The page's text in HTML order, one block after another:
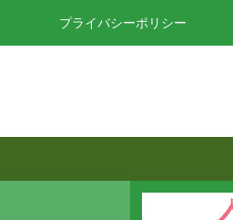
プライバシーポリシー